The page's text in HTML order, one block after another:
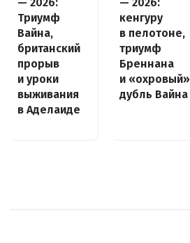
Триумф
Вайна,
британский
прорыв
и уроки
выживания
в Аделаиде
кенгуру
в пелотоне,
триумф
Бреннана
и «охровый»
дубль Вайна